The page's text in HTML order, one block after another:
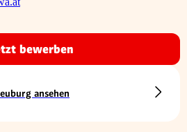
bewerben
ansehen